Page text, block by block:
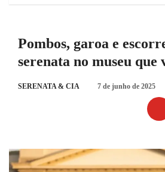
Pombos, garoa e
serenata no museu que
SERENATA & CIA 7 de junho de 2025